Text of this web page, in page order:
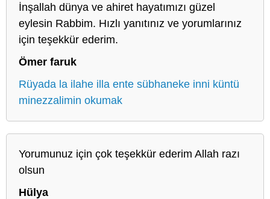
İnşallah dünya ve ahiret hayatımızı güzel
eylesin Rabbim. Hızlı yanıtınız ve yorumlarınız
için teşekkür ederim.
Ömer faruk
Rüyada la ilahe illa ente sübhaneke inni küntü
minezzalimin okumak
Yorumunuz için çok teşekkür ederim Allah razı
olsun
Hülya